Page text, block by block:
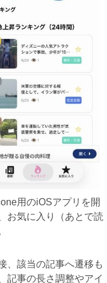
用のiOSアプリを開
お気に入り（あとで読
、該当の記事へ遷移も
記事の長さ調整やアイ